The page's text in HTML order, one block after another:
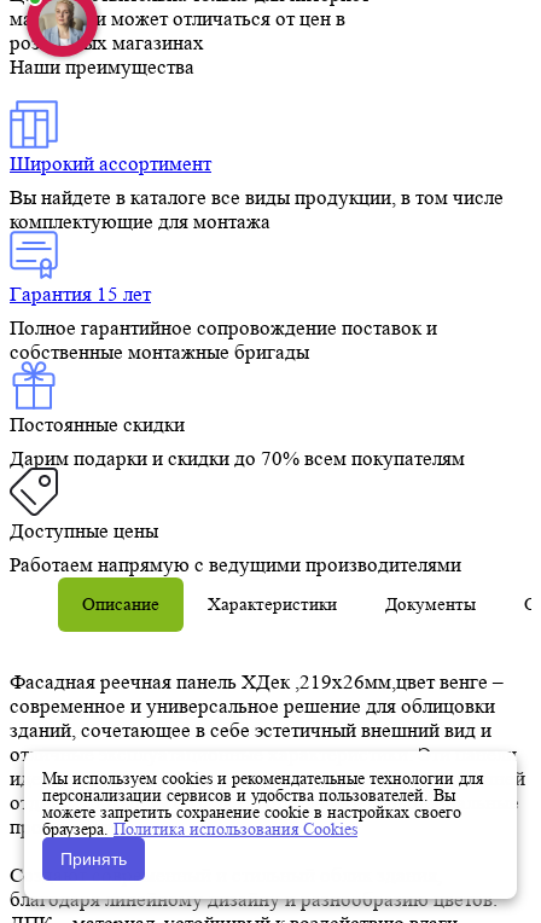
магазина и может отличаться от цен в
розничных магазинах
Наши преимущества
Широкий ассортимент
Вы найдете в каталоге все виды продукции, в том числе
комплектующие для монтажа
Гарантия 15 лет
Полное гарантийное сопровождение поставок и
собственные монтажные бригады
Постоянные скидки
Дарим подарки и скидки до 70% всем покупателям
Доступные цены
Работаем напрямую с ведущими производителями
Описание Характеристики Документы
Фасадная реечная панель ХДек ,219х26мм,цвет венге –
современное и универсальное решение для облицовки
зданий, сочетающее в себе эстетичный внешний вид и
отличные эксплуатационные характеристики. Эти панели
идеально подходят как для внешней, так и для внутренней
отделки, позволяя создавать стильные и функциональные
пространства.
Создают современный и стильный облик здания,
благодаря линейному дизайну и разнообразию цветов.
Мы используем cookies и рекомендательные технологии для
персонализации сервисов и удобства пользователей. Вы
можете запретить сохранение cookie в настройках своего
браузера. Политика использования Cookies
Принять